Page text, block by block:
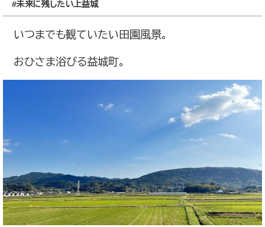
#未来に残したい上益城
いつまでも観ていたい田園風景。
おひさま浴びる益城町。